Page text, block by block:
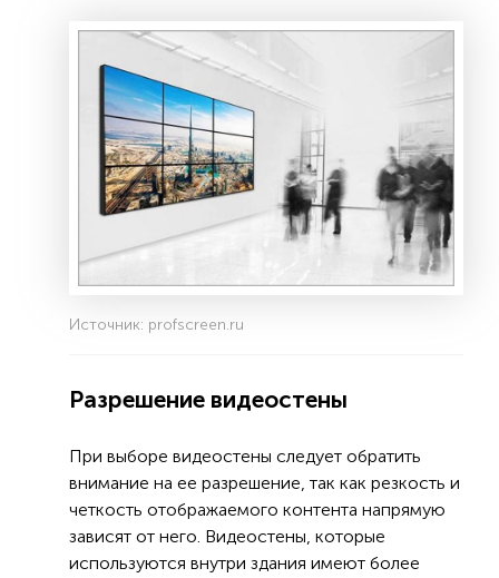
Источник: profscreen.ru
Разрешение видеостены
При выборе видеостены следует обратить
внимание на ее разрешение, так как резкость и
четкость отображаемого контента напрямую
зависят от него. Видеостены, которые
используются внутри здания имеют более